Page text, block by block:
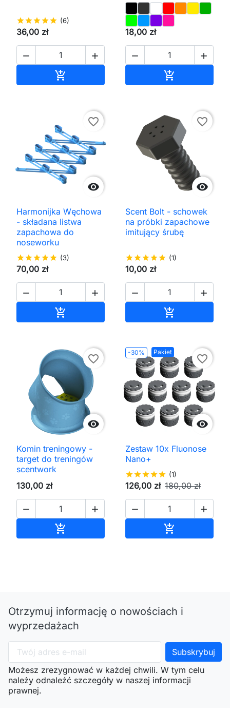
starstarstarstarstar (6)
36,00 zł
 

18,00 zł
 


favorite_border
Harmonijka Węchowa
- składana listwa
zapachowa do
noseworku
starstarstarstarstar (3)
70,00 zł
 


favorite_border
Scent Bolt - schowek
na próbki zapachowe
imitujący śrubę
starstarstarstarstar (1)
10,00 zł
 


favorite_border
Komin treningowy -
target do treningów
scentwork
130,00 zł
 

-30% Pakiet

favorite_border
Zestaw 10x Fluonose
Nano+
starstarstarstarstar (1)
126,00 zł 180,00 zł
 

Otrzymuj informację o nowościach i
wyprzedażach
Możesz zrezygnować w każdej chwili. W tym celu
należy odnaleźć szczegóły w naszej informacji
prawnej.